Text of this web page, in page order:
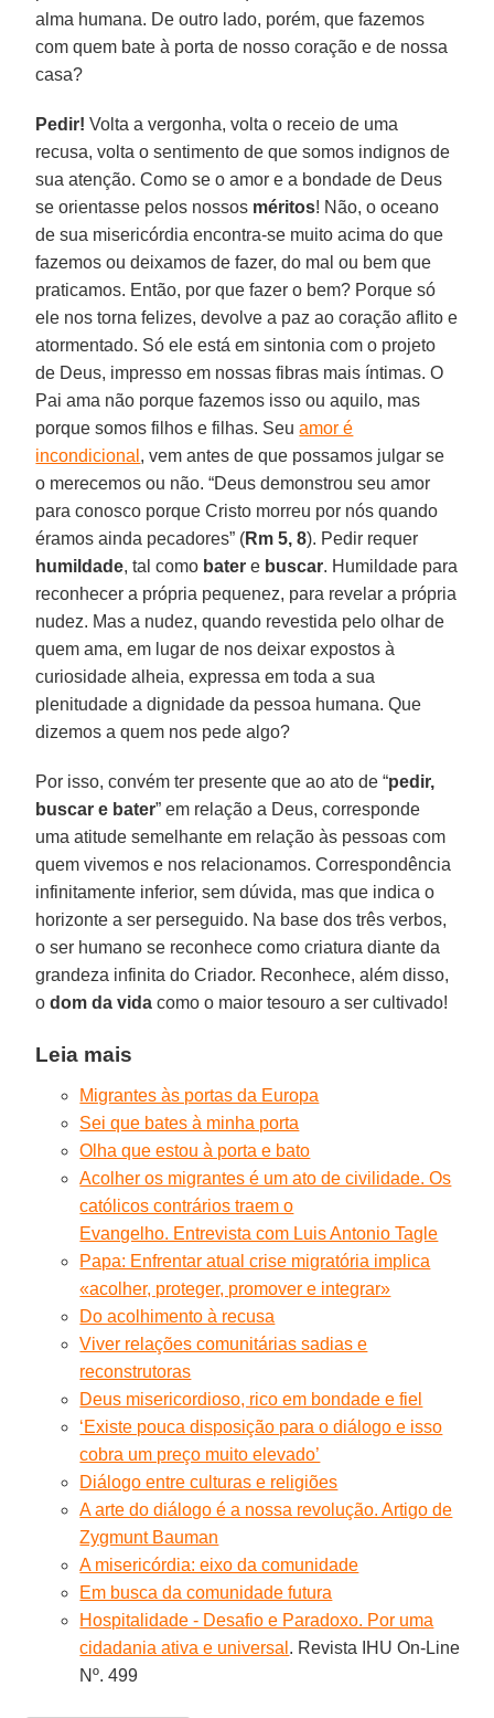
alma humana. De outro lado, porém, que fazemos
com quem bate à porta de nosso coração e de nossa
casa?
Pedir! Volta a vergonha, volta o receio de uma
recusa, volta o sentimento de que somos indignos de
sua atenção. Como se o amor e a bondade de Deus
se orientasse pelos nossos méritos! Não, o oceano
de sua misericórdia encontra-se muito acima do que
fazemos ou deixamos de fazer, do mal ou bem que
praticamos. Então, por que fazer o bem? Porque só
ele nos torna felizes, devolve a paz ao coração aflito e
atormentado. Só ele está em sintonia com o projeto
de Deus, impresso em nossas fibras mais íntimas. O
Pai ama não porque fazemos isso ou aquilo, mas
porque somos filhos e filhas. Seuamor é
incondicional , vem antes de que possamos julgar se
o merecemos ou não. “Deus demonstrou seu amor
para conosco porque Cristo morreu por nós quando
éramos ainda pecadores” (Rm 5, 8). Pedir requer
humildade, tal como bater e buscar. Humildade para
reconhecer a própria pequenez, para revelar a própria
nudez. Mas a nudez, quando revestida pelo olhar de
quem ama, em lugar de nos deixar expostos à
curiosidade alheia, expressa em toda a sua
plenitudade a dignidade da pessoa humana. Que
dizemos a quem nos pede algo?
Por isso, convém ter presente que ao ato de “pedir,
buscar e bater” em relação a Deus, corresponde
uma atitude semelhante em relação às pessoas com
quem vivemos e nos relacionamos. Correspondência
infinitamente inferior, sem dúvida, mas que indica o
horizonte a ser perseguido. Na base dos três verbos,
o ser humano se reconhece como criatura diante da
grandeza infinita do Criador. Reconhece, além disso,
odom da vida como o maior tesouro a ser cultivado!
Leia mais
Migrantes às portas da Europa
Sei que bates à minha porta
Olha que estou à porta e bato
Acolher os migrantes é um ato de civilidade. Os
católicos contrários traem o
Evangelho. Entrevista com Luis Antonio Tagle
Papa: Enfrentar atual crise migratória implica
«acolher, proteger, promover e integrar»
Do acolhimento à recusa
Viver relações comunitárias sadias e
reconstrutoras
Deus misericordioso, rico em bondade e fiel
‘Existe pouca disposição para o diálogo e isso
cobra um preço muito elevado’
Diálogo entre culturas e religiões
A arte do diálogo é a nossa revolução. Artigo de
Zygmunt Bauman
A misericórdia: eixo da comunidade
Em busca da comunidade futura
Hospitalidade - Desafio e Paradoxo. Por uma
cidadania ativa e universal . Revista IHU On-Line
Nº. 499